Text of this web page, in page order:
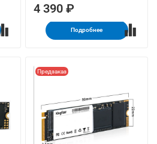
4 390 ₽
Подробнее
Предзаказ